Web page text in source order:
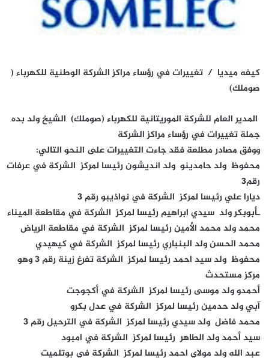
كيفه ميديا / تغييرات في رؤساء مراكز الشركة الوطنية للكهرباء (
صوملك)
المدير العام للشركة الموريتانية للكهرباء (صوملك) الشيخ ولد بده
جملة تغييرات في رؤساء مراكز الشركة
ووفق مصادر مطلعة فقد جاءت التغييرات على النحو التالي:
محفوظ ولد حامدينو ولد انديشون رئيسا لمركز الشركة في عرفات
رقم3
ديارا علي رئيسا لمركز الشركة في نواذيبو رقم 3
ـأبوبكر ولد سيدي ابراهيم رئيسا لمركز الشركة في مقاطعة الميناء
محمد ولد محمد الأمين رئيسا لمركز الشركة في مقاطعة الرياض
محمد الحسن ولد البنباري رئيسا لمركز الشركة في كيهيدي
محفوظ ولد سيد احمد رئيسا لمركز الشركة تفرغ زينة رقم 3 وهو
مركز مستحدث
أحمدو ولد موسى رئيسا لمركز الشركة في أكجوجت
آبي ولد حدمين رئيسا لمركز الشركة في عدل بكرو
محمد فاضل ولد سيدي رئيسا لمركز الشركة في الترحيل رقم 3
سيد أحمد ولد الطاهر رئيسا لمركز الشركة في امبود
عبد الله ولد مولاي احمد رئيسا لمركز الشركة في بوتلميت